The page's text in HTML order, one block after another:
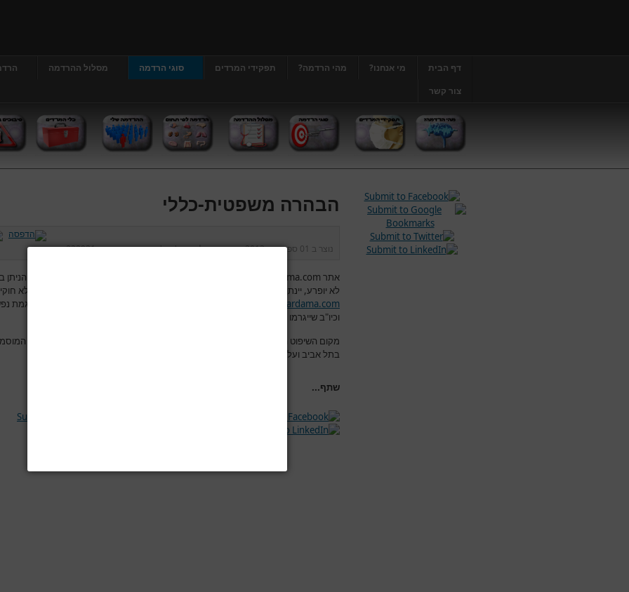
דף הבית מי אנחנו? מהי הרדמה? תפקידי המרדים סוגי הרדמה מסלול ההרדמה
צור קשר
הבהרה משפטית-כללי
נוצר ב 01 ספטמבר 2013 נכתב על ידידר' גרג'י יונתן כניסות:222931
אתר www.hardama.com
והגורמים המפעילים את האתר אינם מתחייבים שהשירות הניתן
לא יופרע, יינתן כסדרו ללא הפסקות והפרעות ו/או יהיה חסין מפני גישה ושיבוש תכנים לא
www.hardama.com
והגורמים המפעילים לא יהיו אחראים לכל נזק, ישיר או עקיף, עגמת
וכיו"ב שייגרמו למשתמש באתר או לרכושו עקב כך
מקום השיפוט הבלעדי בגין כל עניין הנובע מהשימוש באתר, הוא אך ורק בבתי המשפט
בתל אביב ועל השימוש באתר יחולו אך ורק דיני מדינת ישראל
שתף...